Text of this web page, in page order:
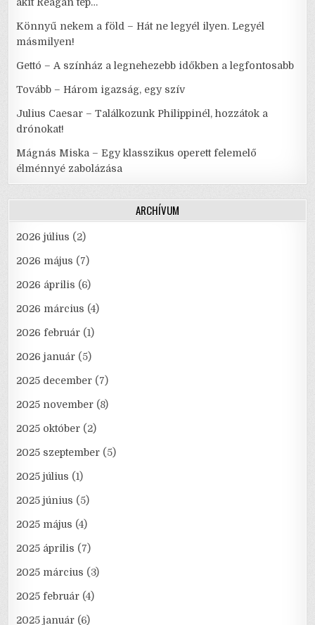
akit Reagan tép…
Könnyű nekem a föld – Hát ne legyél ilyen. Legyél
másmilyen!
Gettó – A színház a legnehezebb időkben a legfontosabb
Tovább – Három igazság, egy szív
Julius Caesar – Találkozunk Philippinél, hozzátok a
drónokat!
Mágnás Miska – Egy klasszikus operett felemelő
élménnyé zabolázása
ARCHÍVUM
2026 július (2)
2026 május (7)
2026 április (6)
2026 március (4)
2026 február (1)
2026 január (5)
2025 december (7)
2025 november (8)
2025 október (2)
2025 szeptember (5)
2025 július (1)
2025 június (5)
2025 május (4)
2025 április (7)
2025 március (3)
2025 február (4)
2025 január (6)